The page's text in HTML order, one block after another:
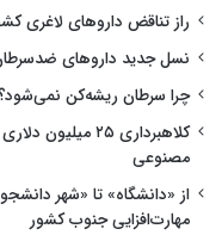
راز تناقض داروهای لاغری
نسل جدید داروهای ضدسرطان
چرا سرطان ریشه‌کن
کلاهبرداری ۲۵
مصنوعی
از «دانشگاه» تا «شهر
مهارت‌افزایی جنوب کشور